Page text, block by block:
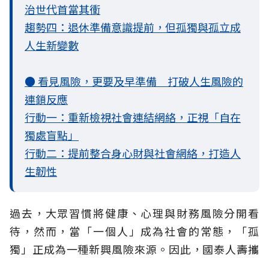
治世代首當其衝
趨勢四：退休準備意識提前，但孤獨與孤立成
人生新變數
● 看見風險，更要及早準備 打破人生風險的
連鎖反應
行動一：重新檢視社會連結網絡，正視「自在
獨處盲點」
行動二：提前整合身心財與社會網絡，打造人
生韌性
過去，大眾習慣將健康、心理與財務風險分開看
待，然而，當「一個人」成為社會的常態，「孤
獨」正成為一種新興風險來源。因此，國泰人壽攜